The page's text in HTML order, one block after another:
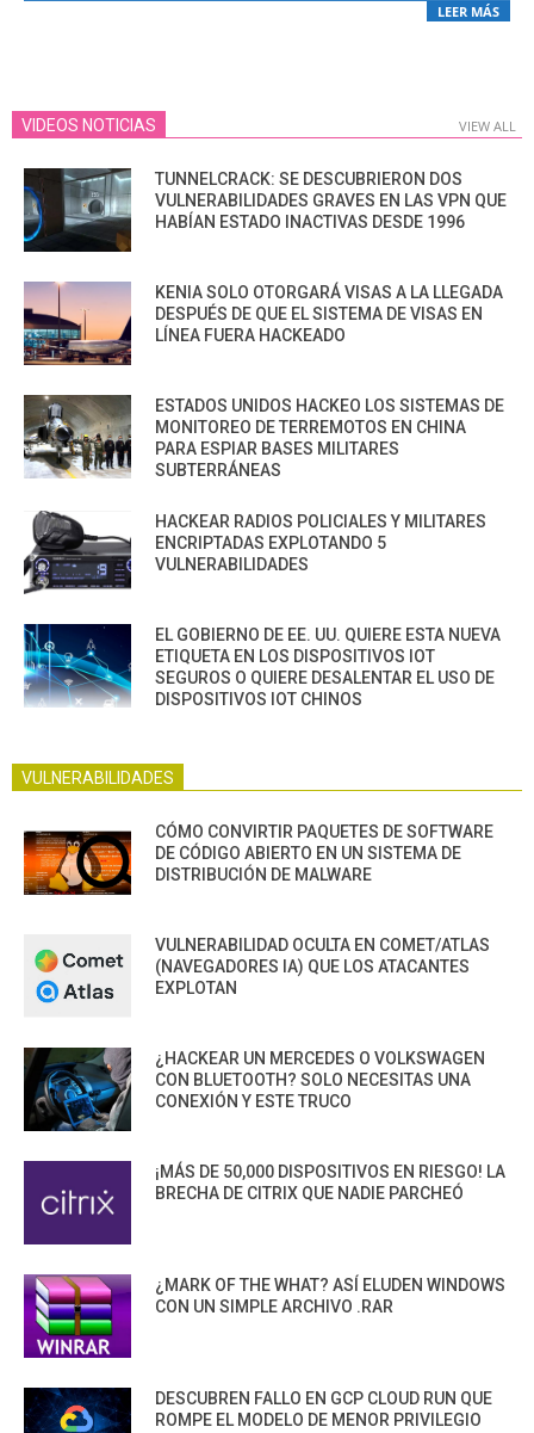
LEER MÁS
VIDEOS NOTICIAS VIEW ALL
TUNNELCRACK: SE DESCUBRIERON DOS
VULNERABILIDADES GRAVES EN LAS VPN QUE
HABÍAN ESTADO INACTIVAS DESDE 1996
KENIA SOLO OTORGARÁ VISAS A LA LLEGADA
DESPUÉS DE QUE EL SISTEMA DE VISAS EN
LÍNEA FUERA HACKEADO
ESTADOS UNIDOS HACKEO LOS SISTEMAS DE
MONITOREO DE TERREMOTOS EN CHINA
PARA ESPIAR BASES MILITARES
SUBTERRÁNEAS
HACKEAR RADIOS POLICIALES Y MILITARES
ENCRIPTADAS EXPLOTANDO 5
VULNERABILIDADES
EL GOBIERNO DE EE. UU. QUIERE ESTA NUEVA
ETIQUETA EN LOS DISPOSITIVOS IOT
SEGUROS O QUIERE DESALENTAR EL USO DE
DISPOSITIVOS IOT CHINOS
VULNERABILIDADES
CÓMO CONVIRTIR PAQUETES DE SOFTWARE
DE CÓDIGO ABIERTO EN UN SISTEMA DE
DISTRIBUCIÓN DE MALWARE
VULNERABILIDAD OCULTA EN COMET/ATLAS
(NAVEGADORES IA) QUE LOS ATACANTES
EXPLOTAN
¿HACKEAR UN MERCEDES O VOLKSWAGEN
CON BLUETOOTH? SOLO NECESITAS UNA
CONEXIÓN Y ESTE TRUCO
¡MÁS DE 50,000 DISPOSITIVOS EN RIESGO! LA
BRECHA DE CITRIX QUE NADIE PARCHEÓ
¿MARK OF THE WHAT? ASÍ ELUDEN WINDOWS
CON UN SIMPLE ARCHIVO .RAR
DESCUBREN FALLO EN GCP CLOUD RUN QUE
ROMPE EL MODELO DE MENOR PRIVILEGIO